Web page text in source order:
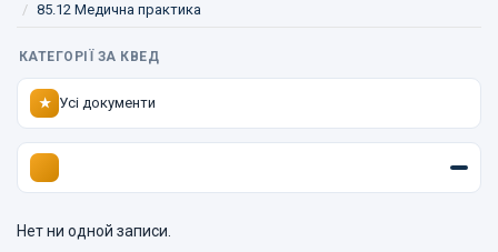
85.12 Медична практика
КАТЕГОРІЇ ЗА КВЕД
★ Усі документи
Нет ни одной записи.